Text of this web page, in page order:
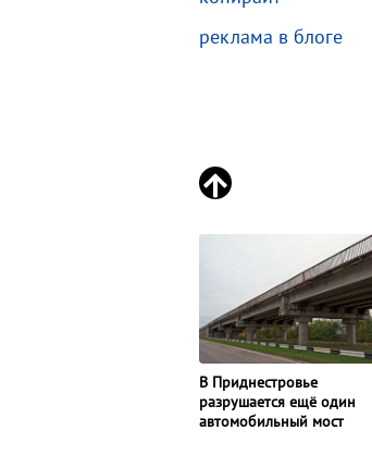
реклама в блоге
В Приднестровье
разрушается ещё один
автомобильный мост